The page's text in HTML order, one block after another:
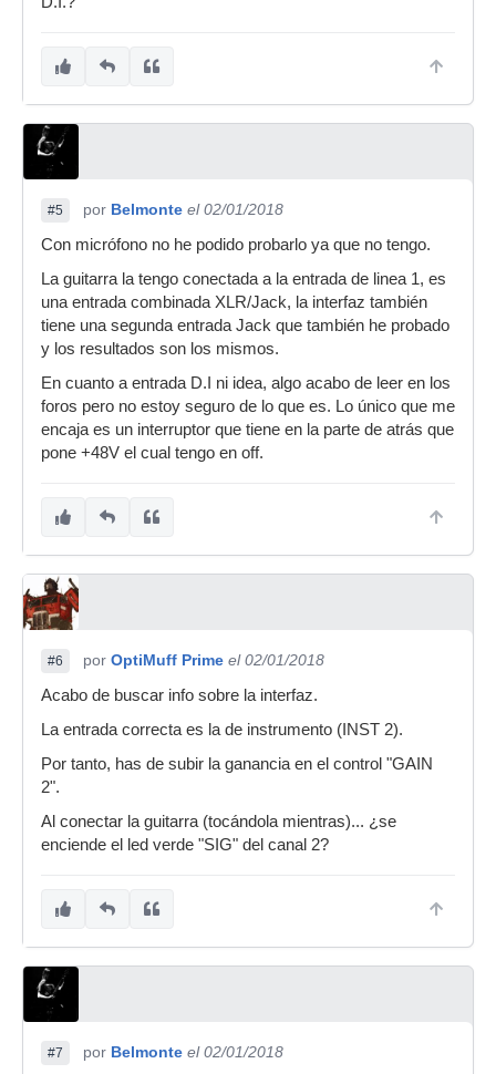
#5 por Belmonte el 02/01/2018
Con micrófono no he podido probarlo ya que no tengo.
La guitarra la tengo conectada a la entrada de linea 1, es
una entrada combinada XLR/Jack, la interfaz también
tiene una segunda entrada Jack que también he probado
y los resultados son los mismos.
En cuanto a entrada D.I ni idea, algo acabo de leer en los
foros pero no estoy seguro de lo que es. Lo único que me
encaja es un interruptor que tiene en la parte de atrás que
pone +48V el cual tengo en off.
#6 por OptiMuff Prime el 02/01/2018
Acabo de buscar info sobre la interfaz.
La entrada correcta es la de instrumento (INST 2).
Por tanto, has de subir la ganancia en el control "GAIN
2".
Al conectar la guitarra (tocándola mientras)... ¿se
enciende el led verde "SIG" del canal 2?
#7 por Belmonte el 02/01/2018